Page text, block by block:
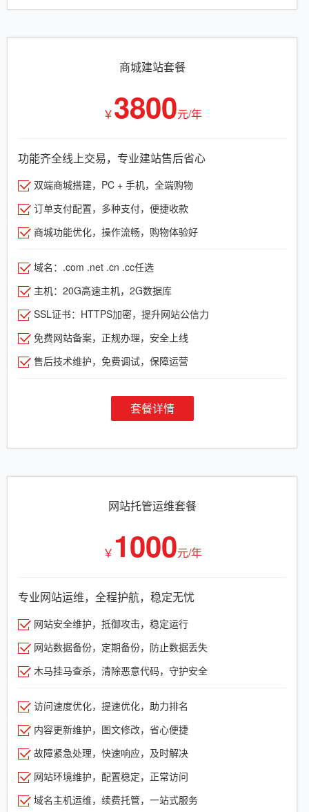
商城建站套餐
￥3800元/年
功能齐全线上交易，专业建站售后省心
双端商城搭建，PC + 手机，全端购物
订单支付配置，多种支付，便捷收款
商城功能优化，操作流畅，购物体验好
域名：.com .net .cn .cc任选
主机：20G高速主机，2G数据库
SSL证书：HTTPS加密，提升网站公信力
免费网站备案，正规办理，安全上线
售后技术维护，免费调试，保障运营
套餐详情
网站托管运维套餐
￥ 1000元/年
专业网站运维，全程护航，稳定无忧
网站安全维护，抵御攻击，稳定运行
网站数据备份，定期备份，防止数据丢失
木马挂马查杀，清除恶意代码，守护安全
访问速度优化，提速优化，助力排名
内容更新维护，图文修改，省心便捷
故障紧急处理，快速响应，及时解决
网站环境维护，配置稳定，正常访问
域名主机运维，续费托管，一站式服务